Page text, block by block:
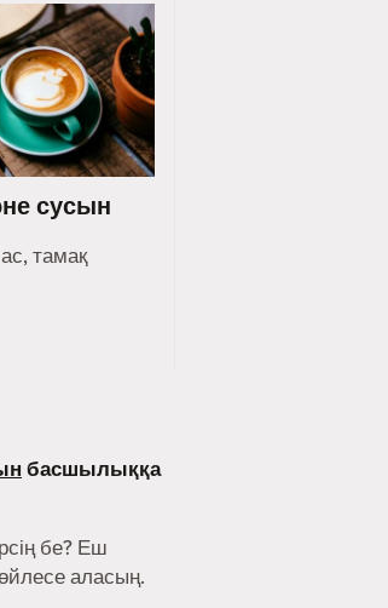
сусын
тамақ
басшылыққа
бе? Еш
аласың.